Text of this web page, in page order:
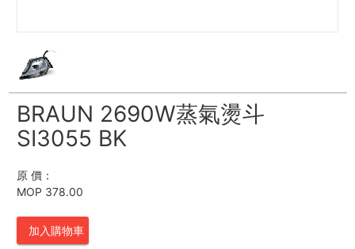
BRAUN 2690W蒸氣燙斗
SI3055 BK
原 價：
MOP 378.00
加入購物車